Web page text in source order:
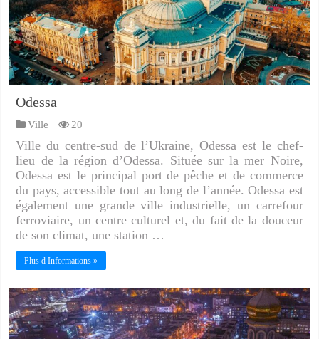
Odessa
Ville 20
Ville du centre-sud de l’Ukraine, Odessa est le chef-
lieu de la région d’Odessa. Située sur la mer Noire,
Odessa est le principal port de pêche et de commerce
du pays, accessible tout au long de l’année. Odessa est
également une grande ville industrielle, un carrefour
ferroviaire, un centre culturel et, du fait de la douceur
de son climat, une station …
Plus d Informations »